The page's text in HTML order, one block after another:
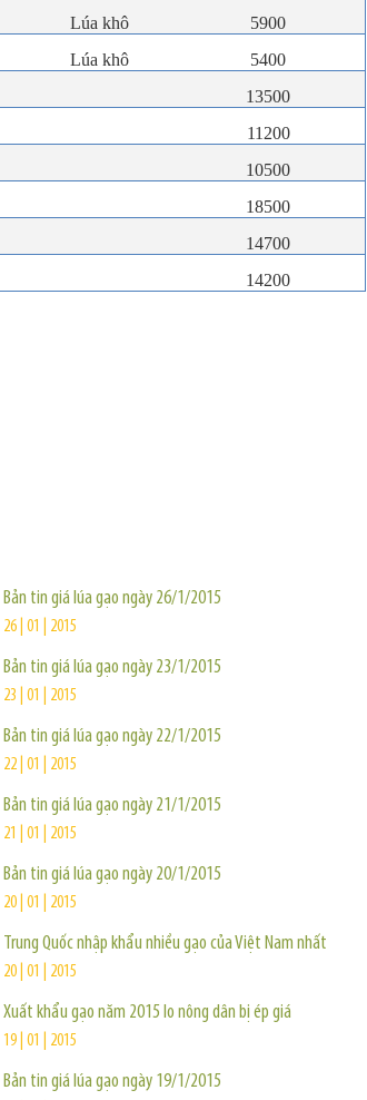
Lúa khô
5900
Lúa khô
5400
13500
11200
10500
18500
14700
14200
Bản tin giá lúa gạo ngày 26/1/2015
26 | 01 | 2015
Bản tin giá lúa gạo ngày 23/1/2015
23 | 01 | 2015
Bản tin giá lúa gạo ngày 22/1/2015
22 | 01 | 2015
Bản tin giá lúa gạo ngày 21/1/2015
21 | 01 | 2015
Bản tin giá lúa gạo ngày 20/1/2015
20 | 01 | 2015
Trung Quốc nhập khẩu nhiều gạo của Việt Nam nhất
20 | 01 | 2015
Xuất khẩu gạo năm 2015 lo nông dân bị ép giá
19 | 01 | 2015
Bản tin giá lúa gạo ngày 19/1/2015